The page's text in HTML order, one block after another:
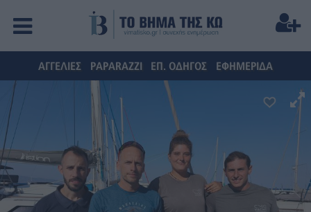
ΑΓΓΕΛΙΕΣ PAPARAZZI ΕΠ. ΟΔΗΓΟΣ ΕΦΗΜΕΡΙΔΑ